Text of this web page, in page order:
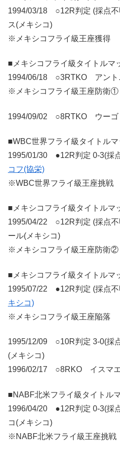
1994/03/18 ○12R判定 (採点
ス(メキシコ)
※メキシコフライ級王座獲得
■メキシコフライ級タイトルマ
1994/06/18 ○3RTKO アント
※メキシコフライ級王座防衛①
1994/09/02 ○8RTKO ウーゴ
■WBC世界フライ級タイトルマ
1995/01/30 ●12R判定 0-3(採
コフ(協栄)
※WBC世界フライ級王座挑戦
■メキシコフライ級タイトルマ
1995/04/22 ○12R判定 (採点
ール(メキシコ)
※メキシコフライ級王座防衛②
■メキシコフライ級タイトルマ
1995/07/22 ●12R判定 (採点
キシコ)
※メキシコフライ級王座陥落
1995/12/09 ○10R判定 3-0(採
(メキシコ)
1996/02/17 ○8RKO イスマエ
■NABF北米フライ級タイトル
1996/04/20 ●12R判定 0-3(採
コ(メキシコ)
※NABF北米フライ級王座挑戦